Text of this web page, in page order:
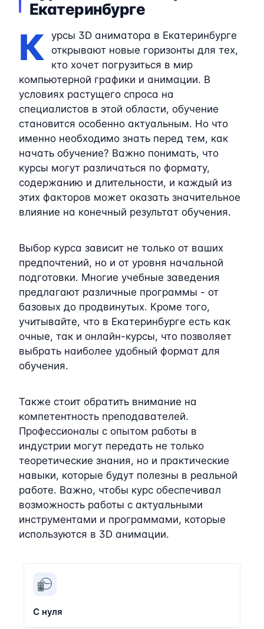
Екатеринбурге
К
урсы 3D аниматора в Екатеринбурге
открывают новые горизонты для тех,
кто хочет погрузиться в мир
компьютерной графики и анимации. В
условиях растущего спроса на
специалистов в этой области, обучение
становится особенно актуальным. Но что
именно необходимо знать перед тем, как
начать обучение? Важно понимать, что
курсы могут различаться по формату,
содержанию и длительности, и каждый из
этих факторов может оказать значительное
влияние на конечный результат обучения.
Выбор курса зависит не только от ваших
предпочтений, но и от уровня начальной
подготовки. Многие учебные заведения
предлагают различные программы - от
базовых до продвинутых. Кроме того,
учитывайте, что в Екатеринбурге есть как
очные, так и онлайн-курсы, что позволяет
выбрать наиболее удобный формат для
обучения.
Также стоит обратить внимание на
компетентность преподавателей.
Профессионалы с опытом работы в
индустрии могут передать не только
теоретические знания, но и практические
навыки, которые будут полезны в реальной
работе. Важно, чтобы курс обеспечивал
возможность работы с актуальными
инструментами и программами, которые
используются в 3D анимации.
С нуля